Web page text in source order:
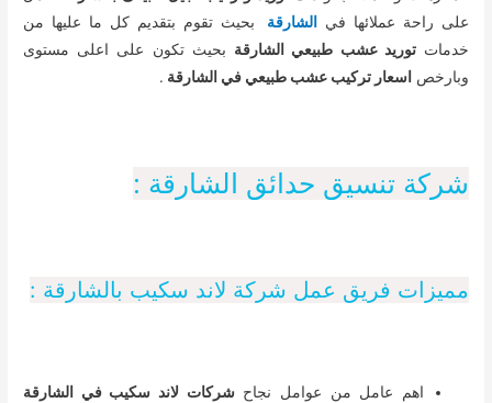
على راحة عملائها في الشارقة بحيث تقوم بتقديم كل ما عليها من
خدماتتوريد عشب طبيعي الشارقة بحيث تكون على اعلى مستوى
وبارخص اسعار تركيب عشب طبيعي في الشارقة .
شركة تنسيق حدائق الشارقة :
مميزات فريق عمل شركة لاند سكيب بالشارقة :
اهم عامل من عوامل نجاحشركات لاند سكيب في الشارقة